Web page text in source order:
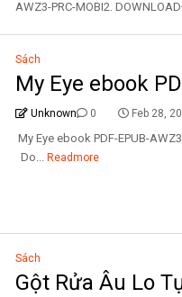
AWZ3-PRC-MOBI2.
Sách
My Eye ebook
Unknown 0 Feb 28,
My Eye ebook PDF-EPUB-
Do... Readmore
Sách
Gột Rửa Âu Lo